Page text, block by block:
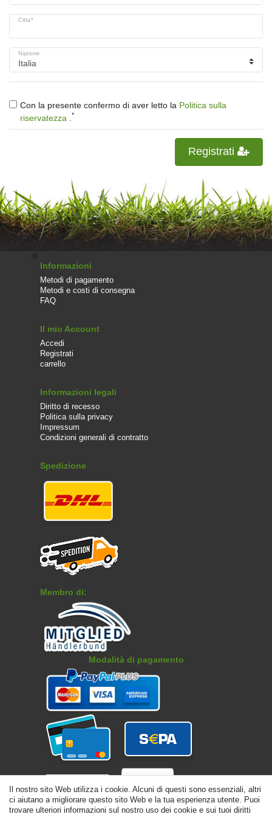
Citta*
Nazione
Con la presente confermo di aver letto la Politica sulla
riservatezza
*
Registrati
Il nostro sito Web utilizza i cookie. Alcuni di questi sono essenziali, altri
ci aiutano a migliorare questo sito Web e la tua esperienza utente. Puoi
trovare ulteriori informazioni sul nostro uso dei cookie e sui tuoi diritti
Informazioni
Metodi di pagamento
Metodi e costi di consegna
FAQ
Il mio Account
Accedi
Registrati
carrello
Informazioni legali
Diritto di recesso
Politica sulla privacy
Impressum
Condizioni generali di contratto
Spedizione
Membro di:
Modalità di pagamento